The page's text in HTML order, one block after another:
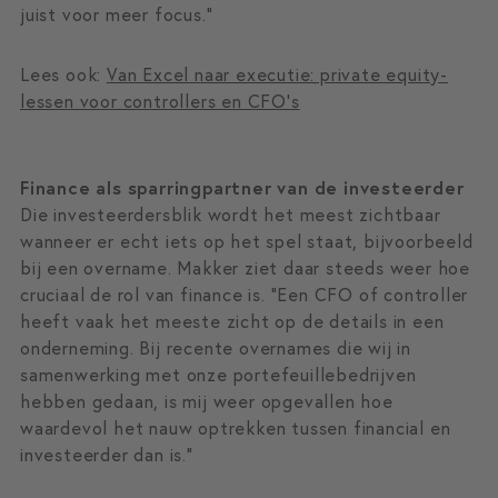
juist voor meer focus.”
Lees ook: Van Excel naar executie: private equity-
lessen voor controllers en CFO’s
Finance als sparringpartner van de investeerder
Die investeerdersblik wordt het meest zichtbaar
wanneer er echt iets op het spel staat, bijvoorbeeld
bij een overname. Makker ziet daar steeds weer hoe
cruciaal de rol van finance is. “Een CFO of controller
heeft vaak het meeste zicht op de details in een
onderneming. Bij recente overnames die wij in
samenwerking met onze portefeuillebedrijven
hebben gedaan, is mij weer opgevallen hoe
waardevol het nauw optrekken tussen financial en
investeerder dan is.”